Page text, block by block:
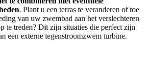
. Plant u een terras te veranderen of toe
van uw zwembad aan het verslechteren
te treden? Dit zijn situaties die perfect zijn
een externe tegenstroomzwem turbine.